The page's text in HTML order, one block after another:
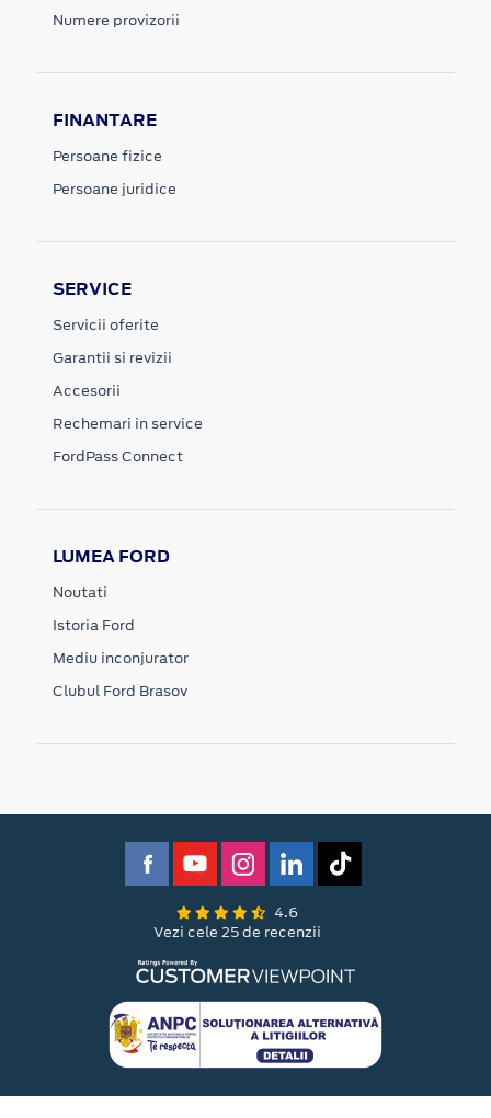
Numere provizorii
FINANTARE
Persoane fizice
Persoane juridice
SERVICE
Servicii oferite
Garantii si revizii
Accesorii
Rechemari in service
FordPass Connect
LUMEA FORD
Noutati
Istoria Ford
Mediu inconjurator
Clubul Ford Brasov
4.6
Vezi cele 25 de recenzii